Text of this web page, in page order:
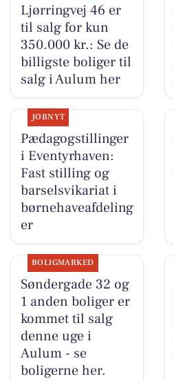
Ljørringvej 46 er
til salg for kun
350.000 kr.: Se de
billigste boliger til
salg i Aulum her
JOBNYT
Pædagogstillinger
i Eventyrhaven:
Fast stilling og
barselsvikariat i
børnehaveafdeling
er
BOLIGMARKED
Søndergade 32 og
1 anden boliger er
kommet til salg
denne uge i
Aulum - se
boligerne her.